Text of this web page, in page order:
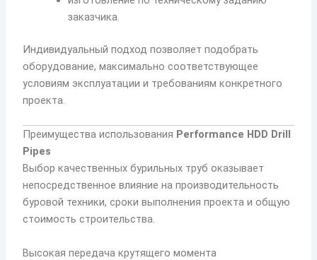
заказчика.
Индивидуальный подход позволяет подобрать
оборудование, максимально соответствующее
условиям эксплуатации и требованиям конкретного
проекта.
Преимущества использования Performance HDD Drill
Pipes
Выбор качественных бурильных труб оказывает
непосредственное влияние на производительность
буровой техники, сроки выполнения проекта и общую
стоимость строительства.
Высокая передача крутящего момента